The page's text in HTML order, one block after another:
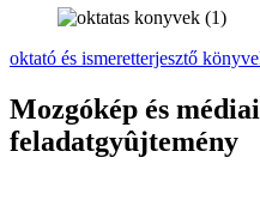
oktató és ismeretterjesztő
Mozgókép és
feladatgyûjtemény